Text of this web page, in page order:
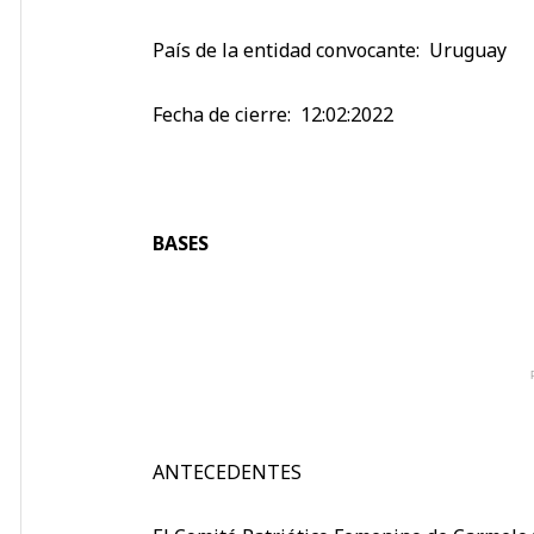
País de la entidad convocante: Uruguay
Fecha de cierre: 12:02:2022
BASES
ANTECEDENTES